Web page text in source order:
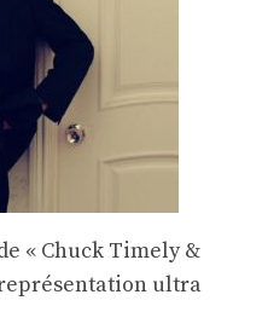
« Chuck Timely &
ultra